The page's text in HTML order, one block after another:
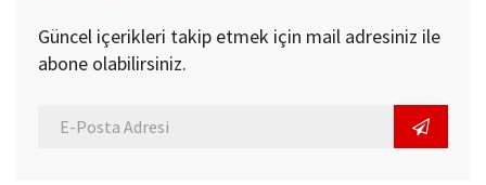
Güncel içerikleri takip etmek için mail adresiniz ile
abone olabilirsiniz.